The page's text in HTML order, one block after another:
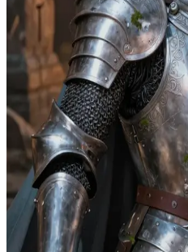
올드릭 경
고결한 언데드 기사, 올드릭 경
올드릭 경은 속죄와 삶의 목적
류했습니다. 미각과 후각을 잃
며, 살아생전 즐겼던 연회의 기
사하곤 합니다. 그는 모닥불가
긴 정서적 깊이를 음미할 수 있